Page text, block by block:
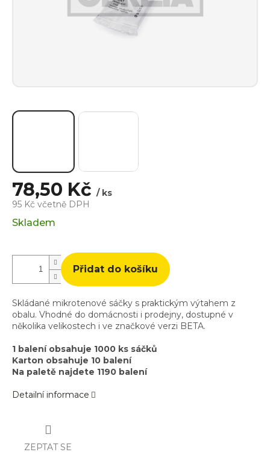
78,50 Kč / ks
95 Kč včetně DPH
Měrná
Skladem
Přidat do košíku
Skládané mikrotenové sáčky s praktickým výtahem z
obalu. Vhodné do domácnosti i prodejny, dostupné v
několika velikostech i ve značkové verzi BETA.
1 balení obsahuje 1000 ks sáčků
Karton obsahuje 10 balení
Na paletě najdete 1190 balení
Detailní informace
ZEPTAT SE